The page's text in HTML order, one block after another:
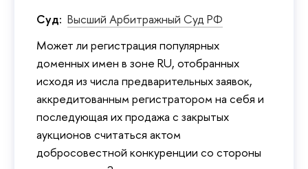
Суд: Высший Арбитражный Суд РФ
Может ли регистрация популярных
доменных имен в зоне RU, отобранных
исходя из числа предварительных заявок,
аккредитованным регистратором на себя и
последующая их продажа с закрытых
аукционов считаться актом
добросовестной конкуренции со стороны